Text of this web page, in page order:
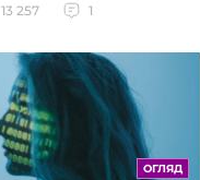
13 257 1
ОГЛЯД